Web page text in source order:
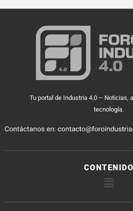
Tu portal de Industria 4.0 – Noticias,
tecnología.
CONTENIDO